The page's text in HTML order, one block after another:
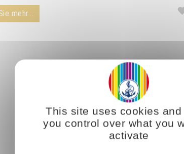
mehr...
This site uses cookies and
you control over what you
activate